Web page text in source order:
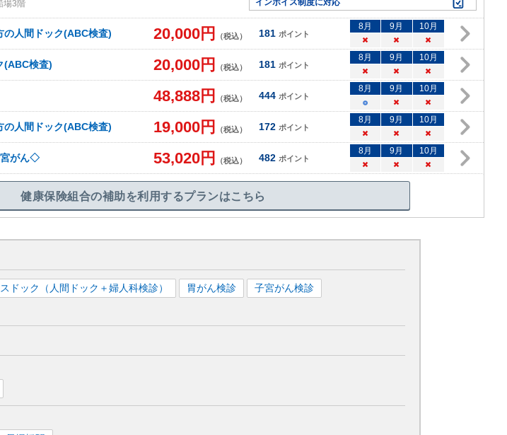
場3階 インボイス制度に対応
の人間ドック(ABC検査) 20,000円 （税込） 181 ポイント
8月 9月 10月
×
× ×
(ABC検査) 20,000円 （税込） 181 ポイント
8月 9月 10月
×
× ×
48,888円 （税込） 444 ポイント
8月 9月 10月
○
× ×
の人間ドック(ABC検査) 19,000円 （税込） 172 ポイント
8月 9月 10月
×
× ×
宮がん◇ 53,020円 （税込） 482 ポイント
8月 9月 10月
×
× ×
健康保険組合の補助を利用するプランはこちら
ドック（人間ドック＋婦人科検診） 胃がん検診
子宮がん検診